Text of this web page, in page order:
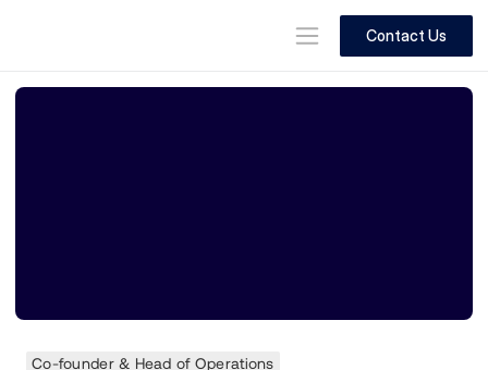
Contact Us
Co-founder & Head of Operations